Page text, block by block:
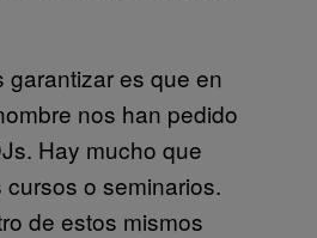
garantizar es que en
nos han pedido
Hay mucho que
o seminarios.
de estos mismos